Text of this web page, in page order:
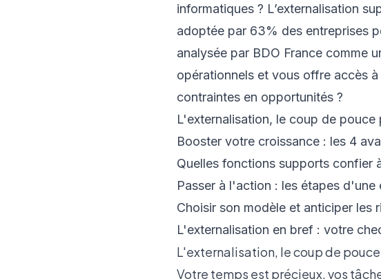
informatiques ? L’externalisation
adoptée par 63% des entreprises
analysée par BDO France comme
opérationnels et vous offre accès
contraintes en opportunités ?
L'externalisation, le coup de
Booster votre croissance : les 4
Quelles fonctions supports confier
Passer à l'action : les étapes d'une
Choisir son modèle et anticiper les
L'externalisation en bref : votre
L'externalisation, le coup de
Votre temps est précieux, vos